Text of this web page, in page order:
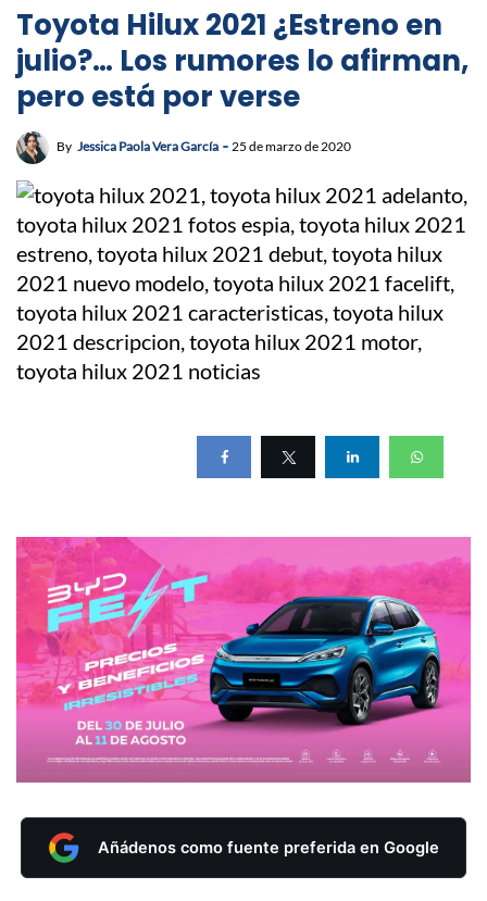
Toyota Hilux 2021 ¿Estreno en
julio?… Los rumores lo afirman,
pero está por verse
By Jessica Paola Vera García 25 de marzo de 2020
Añádenos como fuente preferida en Google